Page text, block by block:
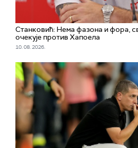
Станковић: Нема фазона и фора,
очекује против Хапоела
10. 08. 2026.